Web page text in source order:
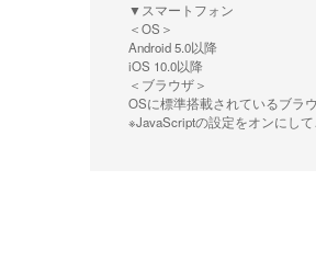
▼スマートフォン
＜OS＞
Android 5.0以降
iOS 10.0以降
＜ブラウザ＞
OSに標準搭載されているブラウ
※JavaScriptの設定をオンにして